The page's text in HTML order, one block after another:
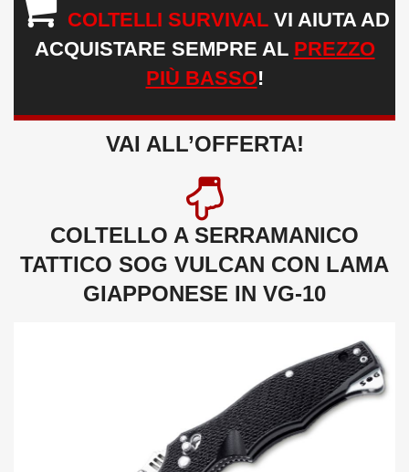
COLTELLI SURVIVAL VI AIUTA AD
ACQUISTARE SEMPRE AL PREZZO
PIÙ BASSO!
VAI ALL’OFFERTA!
COLTELLO A SERRAMANICO
TATTICO SOG VULCAN CON LAMA
GIAPPONESE IN VG-10